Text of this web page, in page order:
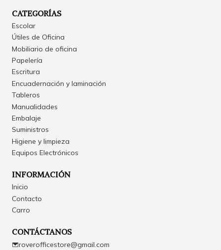
CATEGORÍAS
Escolar
Útiles de Oficina
Mobiliario de oficina
Papelería
Escritura
Encuadernación y laminación
Tableros
Manualidades
Embalaje
Suministros
Higiene y limpieza
Equipos Electrónicos
INFORMACIÓN
Inicio
Contacto
Carro
CONTÁCTANOS
roverofficestore@gmail.com